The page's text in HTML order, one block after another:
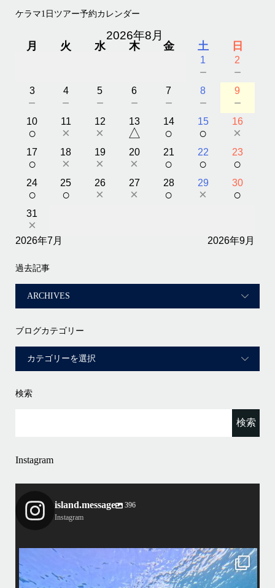
ケラマ1日ツアー予約カレンダー
2026年8月
月 火 水 木 金 土 日
1
－
2
－
3
－
4
－
5
－
6
－
7
－
8
－
9
－
10
○
11
×
12
×
13
△
14
○
15
○
16
×
17
○
18
×
19
×
20
×
21
○
22
○
23
○
24
○
25
○
26
×
27
×
28
○
29
×
30
○
31
×
2026年7月 2026年9月
過去記事
ブログカテゴリー
検索
Instagram
island.message
396
Instagram
island.message
渋谷さん(船長)20年来のリピーター様&
そのお仲間の皆様とケラマへ行って来ました！